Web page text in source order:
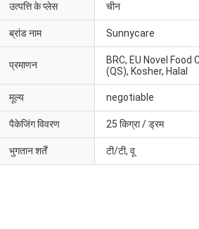
उत्पत्ति के प्लेस चीन
ब्रांड नाम Sunnycare
प्रमाणन
BRC, EU Novel
(QS), Kosher, Halal
मूल्य negotiable
पैकेजिंग विवरण 25 किग्रा / ड्रम
भुगतान शर्तें टी/टी, वू